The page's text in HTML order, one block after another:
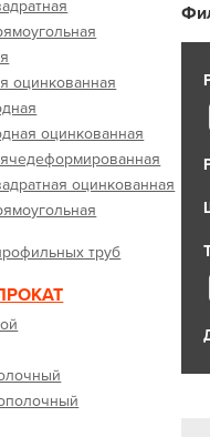
оцинкованная
оцинкованная
оцинкованная
труб